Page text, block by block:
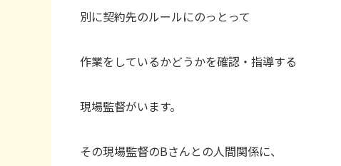
別に契約先のルールにのっとって
作業をしているかどうかを確認・指導する
現場監督がいます。
その現場監督のBさんとの人間関係に、